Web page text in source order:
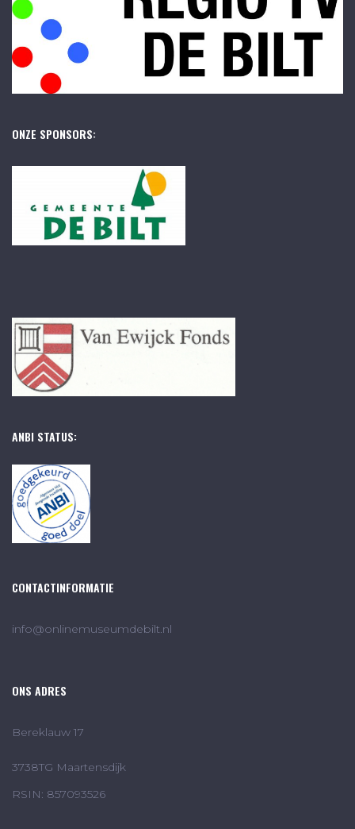
ONZE SPONSORS:
ANBI STATUS:
CONTACTINFORMATIE
info@onlinemuseumdebilt.nl
ONS ADRES
Bereklauw 17
3738TG Maartensdijk
RSIN: 857093526